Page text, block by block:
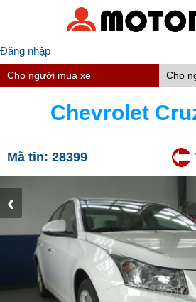
Đăng nhập
Cho người mua xe Cho
Chevrolet
Mã tin: 28399
‹